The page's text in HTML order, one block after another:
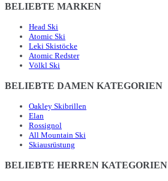
BELIEBTE MARKEN
Head Ski
Atomic Ski
Leki Skistöcke
Atomic Redster
Völkl Ski
BELIEBTE DAMEN KATEGORIEN
Oakley Skibrillen
Elan
Rossignol
All Mountain Ski
Skiausrüstung
BELIEBTE HERREN KATEGORIEN